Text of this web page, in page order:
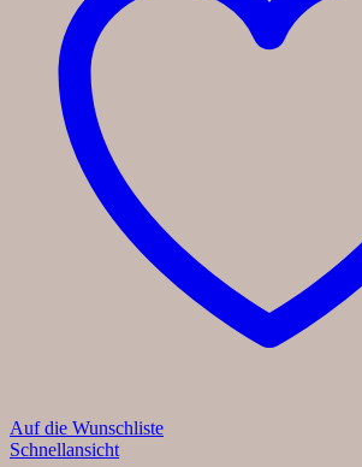
Auf die Wunschliste
Schnellansicht